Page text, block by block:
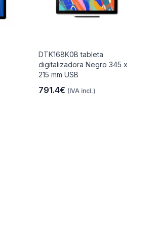
DTK168K0B tableta
digitalizadora Negro 345 x
215 mm USB
791.4€ (IVA incl.)